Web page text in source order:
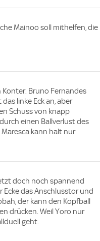
Mainoo soll mithelfen, die
Bruno Fernandes
linke Eck an, aber
Schuss von knapp
einen Ballverlust des
kann halt nur
doch noch spannend
Ecke das Anschlusstor und
der kann den Kopfball
drücken. Weil Yoro nur
geht.